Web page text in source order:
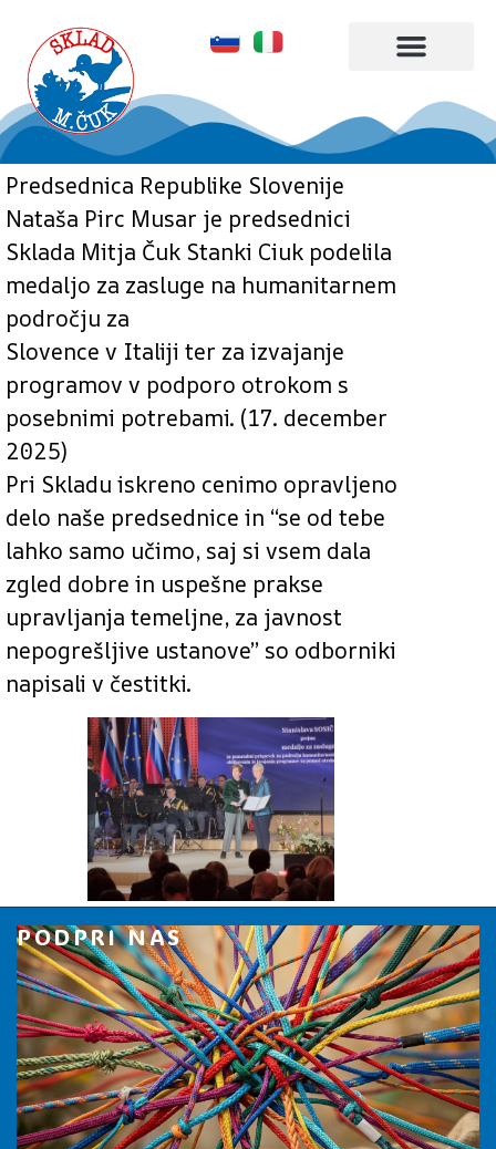
Predsednica Republike Slovenije
Nataša Pirc Musar je predsednici
Sklada Mitja Čuk Stanki Ciuk podelila
medaljo za zasluge na humanitarnem
področju za
Slovence v Italiji ter za izvajanje
programov v podporo otrokom s
posebnimi potrebami. (17. december
2025)
Pri Skladu iskreno cenimo opravljeno
delo naše predsednice in “se od tebe
lahko samo učimo, saj si vsem dala
zgled dobre in uspešne prakse
upravljanja temeljne, za javnost
nepogrešljive ustanove” so odborniki
napisali v čestitki.
PODPRI NAS